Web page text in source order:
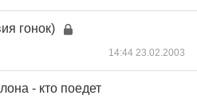
гонок)
14:44 23.02.2003
- кто поедет